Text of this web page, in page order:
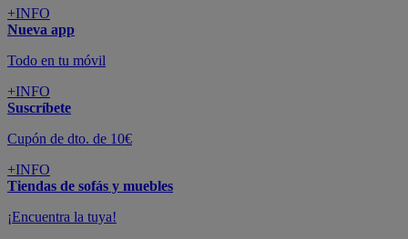
+INFO
Nueva app
Todo en tu móvil
+INFO
Suscríbete
Cupón de dto. de 10€
+INFO
Tiendas de sofás y muebles
¡Encuentra la tuya!